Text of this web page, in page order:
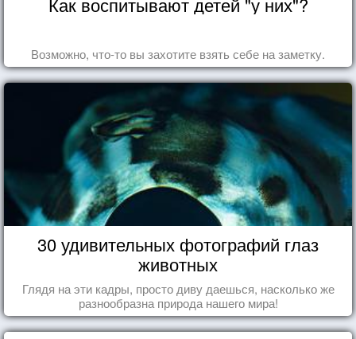
Возможно, что-то вы захотите взять себе на заметку.
30 удивительных фотографий глаз
животных
Глядя на эти кадры, просто диву даешься, насколько же
разнообразна природа нашего мира!